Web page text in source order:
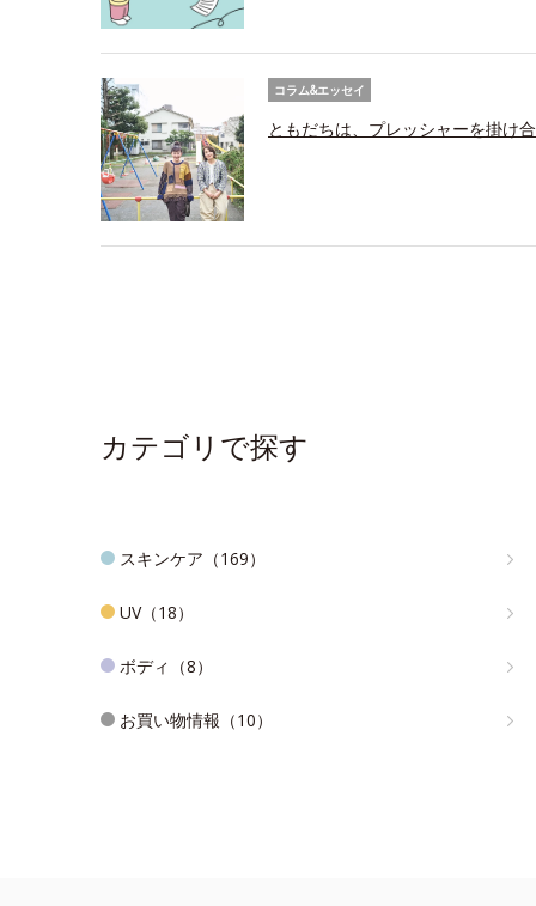
コラム&エッセイ
ともだちは、プレッシャーを掛け
カテゴリで探す
スキンケア（169）
UV（18）
ボディ（8）
お買い物情報（10）